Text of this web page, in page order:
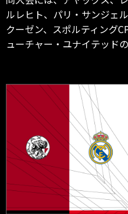
ルレヒト、パリ・サンジェ
クーゼン、スポルティング
ューチャー・ユナイテッド